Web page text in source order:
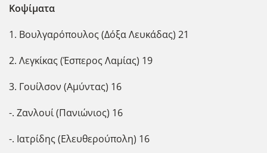
Κοψίματα
1. Βουλγαρόπουλος (Δόξα Λευκάδας) 21
2. Λεγκίκας (Έσπερος Λαμίας) 19
3. Γουίλσον (Αμύντας) 16
-. Ζανλουί (Πανιώνιος) 16
-. Ιατρίδης (Ελευθερούπολη) 16